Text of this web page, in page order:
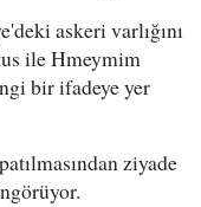
askeri varlığını
ile Hmeymim
bir ifadeye yer
ziyade